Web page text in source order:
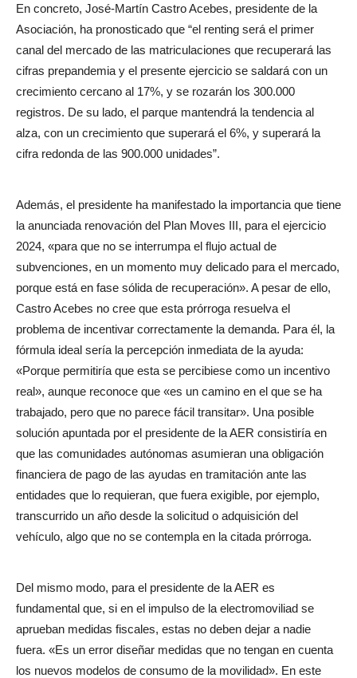
En concreto, José-Martín Castro Acebes, presidente de la
Asociación, ha pronosticado que “el renting será el primer
canal del mercado de las matriculaciones que recuperará las
cifras prepandemia y el presente ejercicio se saldará con un
crecimiento cercano al 17%, y se rozarán los 300.000
registros. De su lado, el parque mantendrá la tendencia al
alza, con un crecimiento que superará el 6%, y superará la
cifra redonda de las 900.000 unidades”.
Además, el presidente ha manifestado la importancia que tiene
la anunciada renovación del Plan Moves III, para el ejercicio
2024, «para que no se interrumpa el flujo actual de
subvenciones, en un momento muy delicado para el mercado,
porque está en fase sólida de recuperación». A pesar de ello,
Castro Acebes no cree que esta prórroga resuelva el
problema de incentivar correctamente la demanda. Para él, la
fórmula ideal sería la percepción inmediata de la ayuda:
«Porque permitiría que esta se percibiese como un incentivo
real», aunque reconoce que «es un camino en el que se ha
trabajado, pero que no parece fácil transitar». Una posible
solución apuntada por el presidente de la AER consistiría en
que las comunidades autónomas asumieran una obligación
financiera de pago de las ayudas en tramitación ante las
entidades que lo requieran, que fuera exigible, por ejemplo,
transcurrido un año desde la solicitud o adquisición del
vehículo, algo que no se contempla en la citada prórroga.
Del mismo modo, para el presidente de la AER es
fundamental que, si en el impulso de la electromoviliad se
aprueban medidas fiscales, estas no deben dejar a nadie
fuera. «Es un error diseñar medidas que no tengan en cuenta
los nuevos modelos de consumo de la movilidad». En este